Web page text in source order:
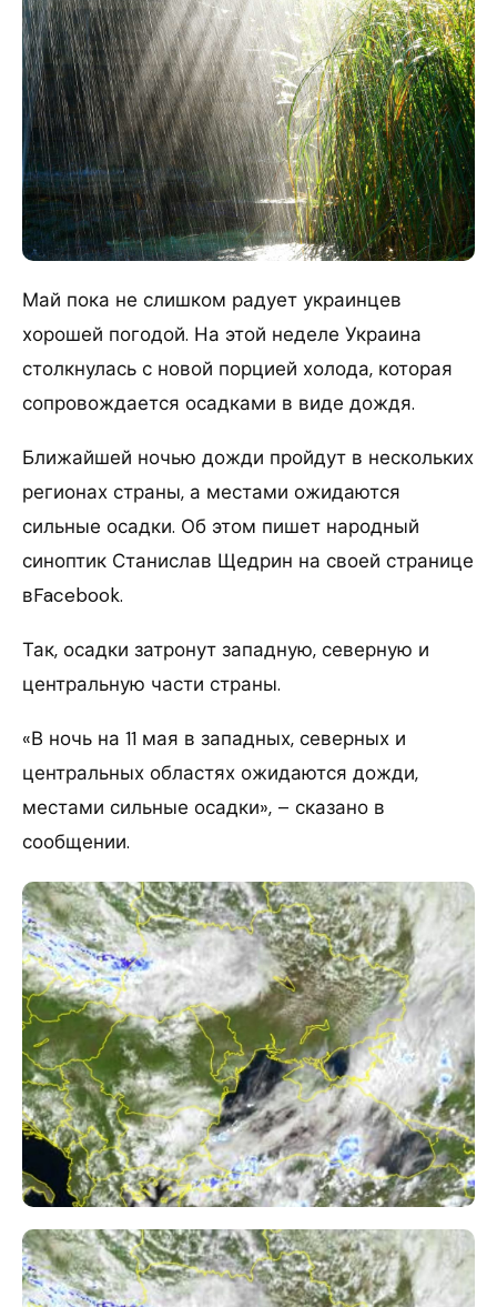
Май пока не слишком радует украинцев
хорошей погодой. На этой неделе Украина
столкнулась с новой порцией холода, которая
сопровождается осадками в виде дождя.
Ближайшей ночью дожди пройдут в нескольких
регионах страны, а местами ожидаются
сильные осадки. Об этом пишет народный
синоптик Станислав Щедрин на своей странице
вFacebook.
Так, осадки затронут западную, северную и
центральную части страны.
«В ночь на 11 мая в западных, северных и
центральных областях ожидаются дожди,
местами сильные осадки», – сказано в
сообщении.